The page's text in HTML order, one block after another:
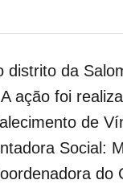
da
ação foi
de
Social: